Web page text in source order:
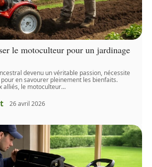
le motoculteur pour un jardinage
devenu un véritable passion, nécessite
en savourer pleinement les bienfaits.
alliés, le motoculteur…
26 avril 2026